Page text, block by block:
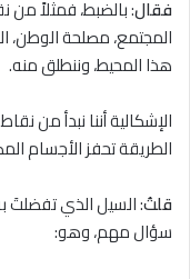
فقال: بالضبط، فمثلاً من
المجتمع، مصلحة الوطن،
هذا المحيط، وننطلق منه.
الإشكالية أننا نبدأ من
الطريقة تحفز الأجسام
قلتُ: السيل الذي
سؤال مهم، وهو: